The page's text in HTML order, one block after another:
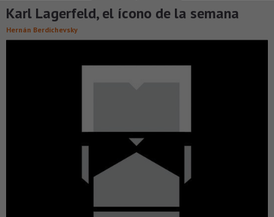
Karl Lagerfeld, el ícono de la semana
Hernán Berdichevsky